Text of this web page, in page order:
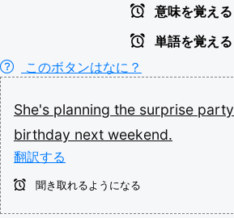
意味を覚える
単語を覚える
このボタンはなに？
She's planning the surprise party
birthday next weekend.
翻訳する
聞き取れるようになる